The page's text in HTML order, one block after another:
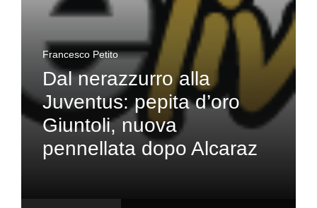
Francesco Petito
Dal nerazzurro alla
Juventus: pepita d’oro
Giuntoli, nuova
pennellata dopo Alcaraz